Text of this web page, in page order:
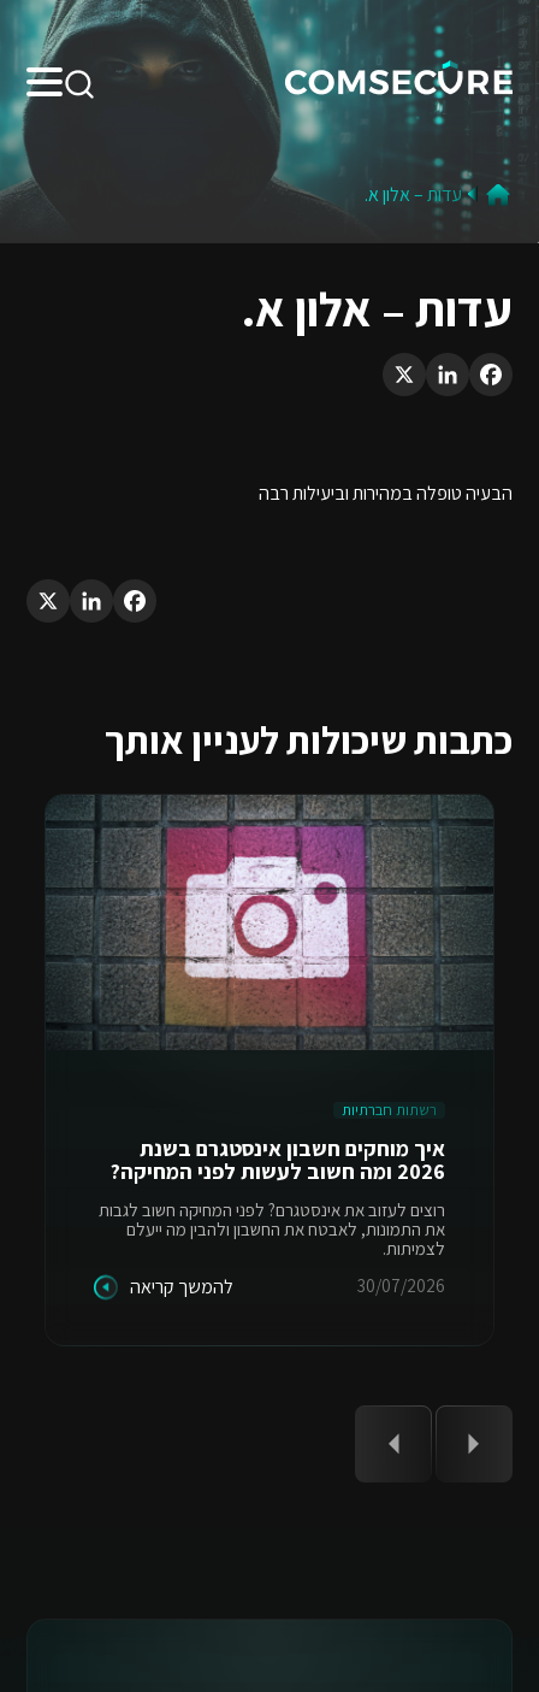
Search:
עדות – אלון א.
עדות – אלון א.
Facebook
LinkedIn
X
הבעיה טופלה במהירות וביעילות רבה
Facebook
LinkedIn
X
כתבות שיכולות לעניין אותך
רשתות חברתיות
איך מוחקים חשבון אינסטגרם בשנת
2026 ומה חשוב לעשות לפני המחיקה?
רוצים לעזוב את אינסטגרם? לפני המחיקה חשוב לגבות
את התמונות, לאבטח את החשבון ולהבין מה ייעלם
לצמיתות.
30/07/2026
להמשך קריאה